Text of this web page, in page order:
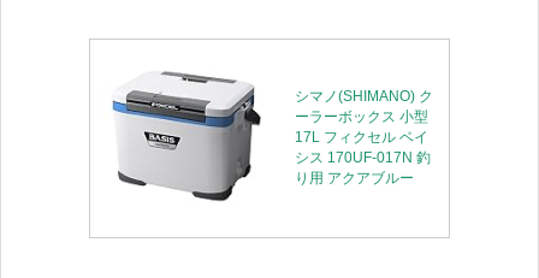
シマノ(SHIMANO) ク
ーラーボックス 小型
17L フィクセル ベイ
シス 170UF-017N 釣
り用 アクアブルー